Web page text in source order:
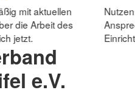
mit aktuellen
die Arbeit des
jetzt.
e.V.